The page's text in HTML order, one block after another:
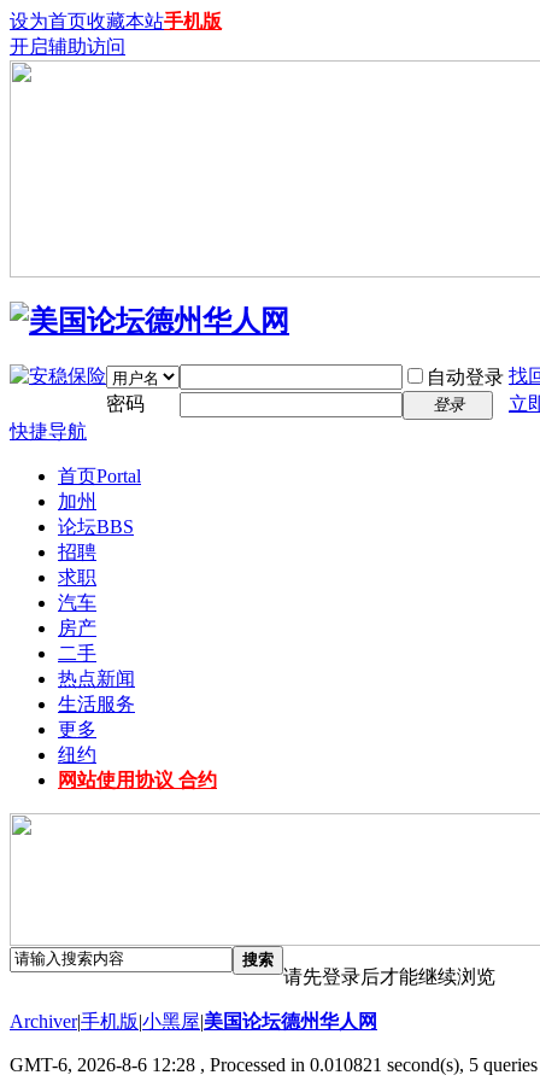
设为首页收藏本站手机版
开启辅助访问
自动登录 找
密码
登录
立
快捷导航
首页Portal
加州
论坛BBS
招聘
求职
汽车
房产
二手
热点新闻
生活服务
更多
纽约
网站使用协议 合约
搜索
请先登录后才能继续浏览
Archiver|手机版|小黑屋|美国论坛德州华人网
GMT-6, 2026-8-6 12:28 , Processed in 0.010821 second(s), 5